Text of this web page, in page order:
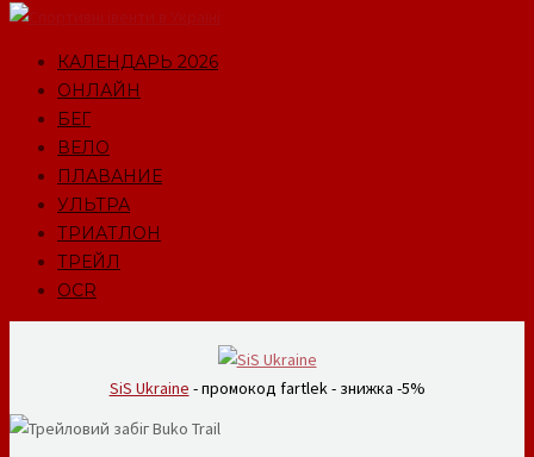
КАЛЕНДАРЬ 2026
ОНЛАЙН
БЕГ
ВЕЛО
ПЛАВАНИЕ
УЛЬТРА
ТРИАТЛОН
ТРЕЙЛ
OCR
SiS Ukraine - промокод fartlek - знижка -5%